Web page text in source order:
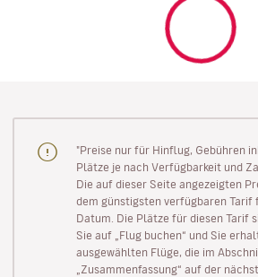
"Preise nur für Hinflug, Gebühren
Plätze je nach Verfügbarkeit und
Die auf dieser Seite angezeigten
dem günstigsten verfügbaren Tarif
Datum. Die Plätze für diesen Tarif
Sie auf „Flug buchen“ und Sie
ausgewählten Flüge, die im
„Zusammenfassung“ auf der